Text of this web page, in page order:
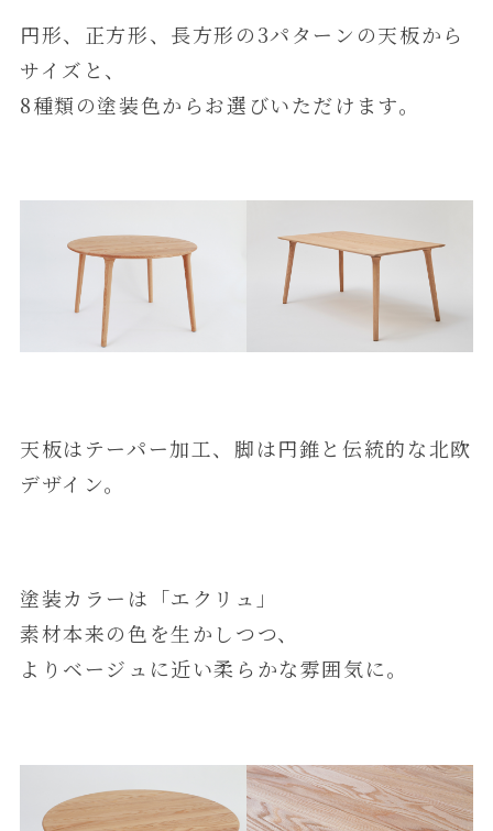
円形、正方形、長方形の3パターンの天板から
サイズと、
8種類の塗装色からお選びいただけます。
天板はテーパー加工、脚は円錐と伝統的な北欧
デザイン。
塗装カラーは「エクリュ」
素材本来の色を生かしつつ、
よりベージュに近い柔らかな雰囲気に。